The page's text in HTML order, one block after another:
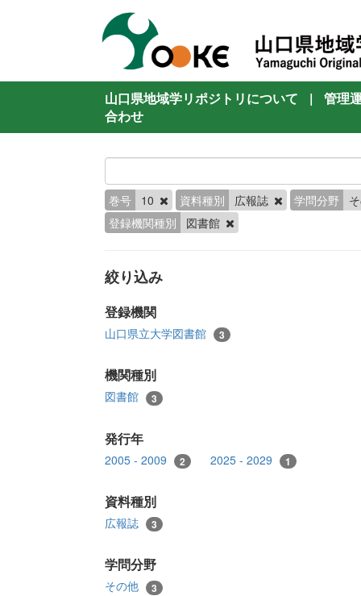
山口県地域学リポジトリについて |
管理
合わせ
巻号 10 資料種別 広報誌 学問分野
登録機関種別
図書館
絞り込み
登録機関
山口県立大学図書館 3
機関種別
図書館 3
発行年
2005 - 2009 2 2025 - 2029 1
資料種別
広報誌 3
学問分野
その他 3